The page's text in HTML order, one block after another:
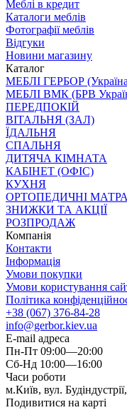
Меблі в кредит
Каталоги меблів
Фотографії меблів
Відгуки
Новини магазину
Каталог
МЕБЛІ ГЕРБОР
МЕБЛІ ВМК (БРВ
ПЕРЕДПОКІЙ
ВІТАЛЬНЯ (ЗАЛ)
ЇДАЛЬНЯ
СПАЛЬНЯ
ДИТЯЧА КІМНАТА
КАБІНЕТ (ОФІС)
КУХНЯ
ОРТОПЕДИЧНІ
ЗНИЖКИ ТА АКЦІЇ
РОЗПРОДАЖ
Компанія
Контакти
Інформація
Умови покупки
Умови користування
Політика
+38 (067) 376-84-28
info@gerbor.kiev.ua
E-mail адреса
Пн-Пт 09:00—20:00
Сб-Нд 10:00—16:00
Часи роботи
м.Київ, вул.
Подивитися на карті